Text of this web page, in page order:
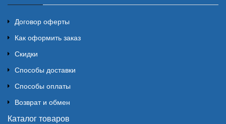
Договор оферты
Как оформить заказ
Скидки
Способы доставки
Способы оплаты
Возврат и обмен
Каталог товаров